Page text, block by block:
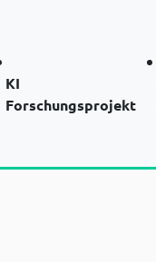
KI
Forschungsprojekt